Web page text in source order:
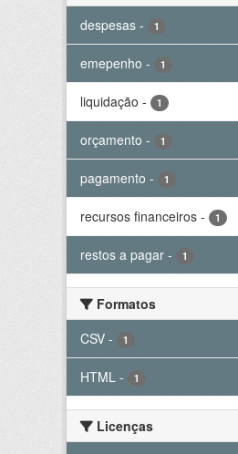
despesas - 1
emepenho - 1
liquidação - 1
orçamento - 1
pagamento - 1
recursos financeiros - 1
restos a pagar - 1
Formatos
CSV - 1
HTML - 1
Licenças